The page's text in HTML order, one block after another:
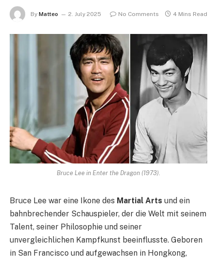
By Matteo 2. July 2025 No Comments 4 Mins Read
Bruce Lee in Enter the Dragon (1973).
Bruce Lee war eine Ikone des Martial Arts und ein
bahnbrechender Schauspieler, der die Welt mit seinem
Talent, seiner Philosophie und seiner
unvergleichlichen Kampfkunst beeinflusste. Geboren
in San Francisco und aufgewachsen in Hongkong,